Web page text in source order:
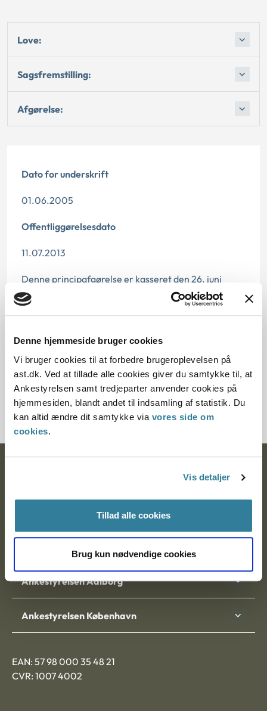
Denne hjemmeside bruger cookies
Vi bruger cookies til at forbedre brugeroplevelsen på
ast.dk. Ved at tillade alle cookies giver du samtykke til, at
Ankestyrelsen samt tredjeparter anvender cookies på
hjemmesiden, blandt andet til indsamling af statistik. Du
kan altid ændre dit samtykke via vores side om
cookies.
Vis detaljer
Tillad alle cookies
Brug kun nødvendige cookies
Love:
Sagsfremstilling:
Afgørelse:
Dato for underskrift
01.06.2005
Offentliggørelsesdato
11.07.2013
Denne principafgørelse er kasseret den 26. juni
2019, da der er kommet nye regler på området.
Paragraf
§ 26 § 4 § 54 § 26a § 32
Journalnummer
7000018-05
9000 Aalborg
Ankestyrelsen Aalborg
Ankestyrelsen København
EAN: 57 98 000 35 48 21
CVR: 1007 4002